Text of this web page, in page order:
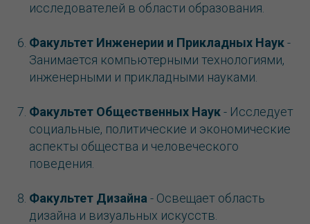
исследователей в области образования.
Факультет Инженерии и Прикладных Наук-
Занимается компьютерными технологиями,
инженерными и прикладными науками.
Факультет Общественных Наук- Исследует
социальные, политические и экономические
аспекты общества и человеческого
поведения.
Факультет Дизайна - Освещает область
дизайна и визуальных искусств.